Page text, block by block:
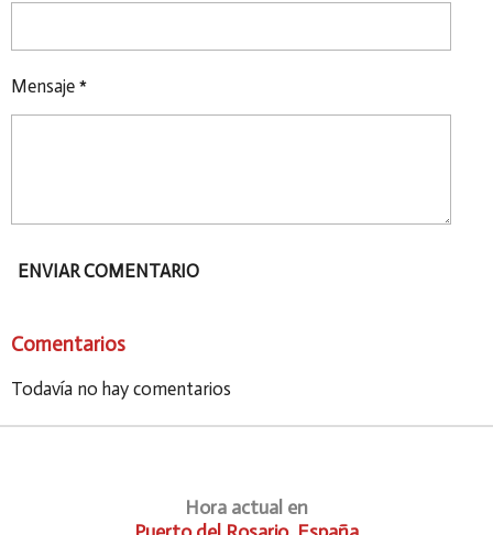
Mensaje *
ENVIAR COMENTARIO
Comentarios
Todavía no hay comentarios
Hora actual en